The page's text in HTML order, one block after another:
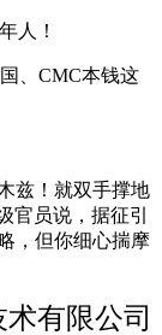
人！
、CMC本钱这
兹！就双手撑地
员说，据征引
，但你细心揣摩
有限公司